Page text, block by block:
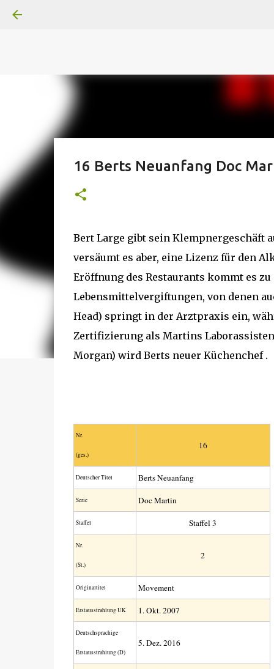
Superheldenserien
16 Berts Neuanfang Doc
Bert Large gibt sein Klempnergeschäft
versäumt es aber, eine Lizenz für den
Eröffnung des Restaurants kommt es
Lebensmittelvergiftungen, von denen
Head) springt in der Arztpraxis ein,
Zertifizierung als Martins
Morgan) wird Berts neuer Küchenchef .
Nr.
(ges.)
16
Deutscher Titel Berts Neuanfang
Serie Doc Martin
Staffel Staffel 3
Nr.
(St.)
2
Original­titel Movement
Erstaus­strahlung UK 1. Okt. 2007
Deutsch­sprachige
Erstaus­strahlung (D)
5. Dez. 2016